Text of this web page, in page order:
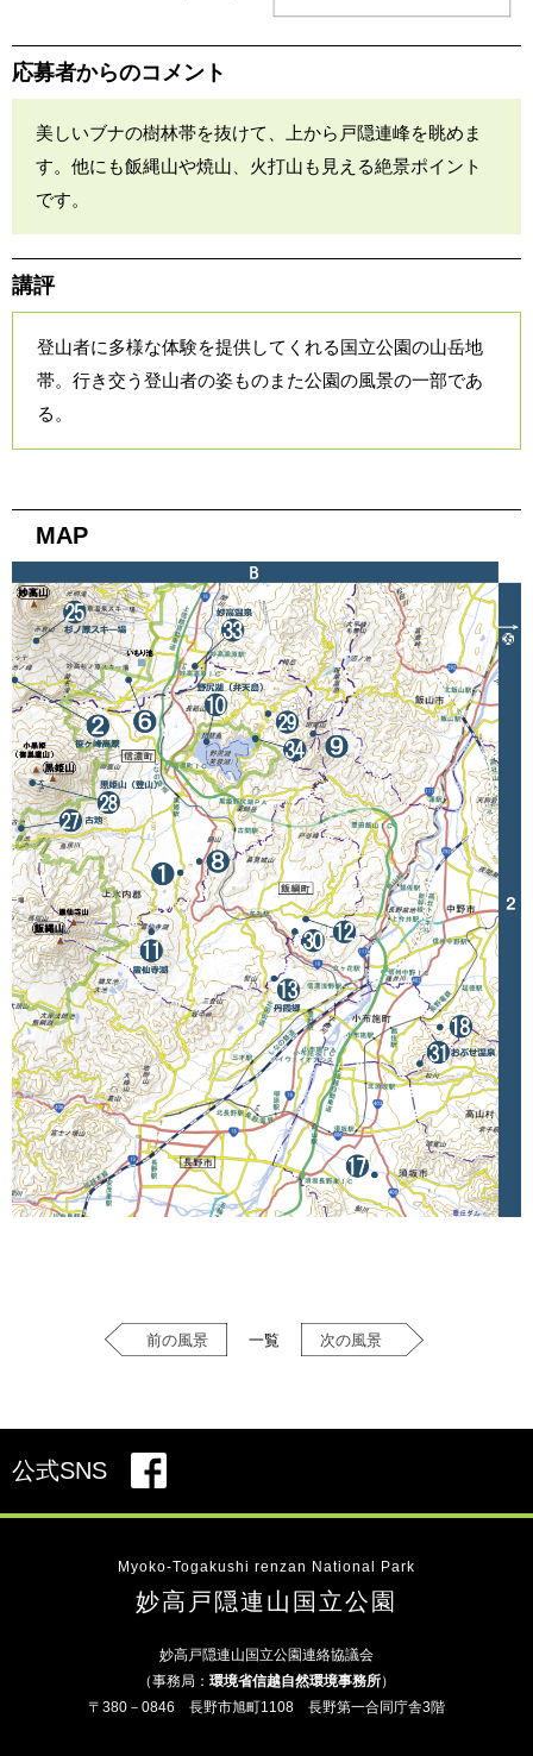
応募者からのコメント
美しいブナの樹林帯を抜けて、上から戸隠連峰を眺めま
す。他にも飯縄山や焼山、火打山も見える絶景ポイント
です。
講評
登山者に多様な体験を提供してくれる国立公園の山岳地
帯。行き交う登山者の姿ものまた公園の風景の一部であ
る。
MAP
前の風景 一覧 次の風景
公式SNS
Myoko-Togakushi renzan National Park
妙高戸隠連山国立公園
妙高戸隠連山国立公園連絡協議会
（事務局： 環境省信越自然環境事務所）
〒380－0846 長野市旭町1108 長野第一合同庁舎3階